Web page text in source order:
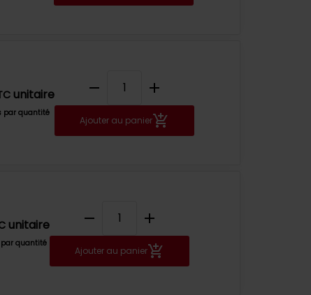
unitaire
par quantité
remove add
Ajouter au panier
unitaire
par quantité
remove add
Ajouter au panier